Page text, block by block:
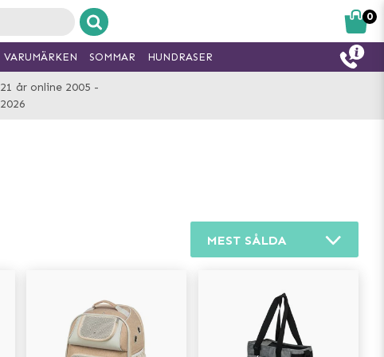
MEST SÅLDA
0
VARUMÄRKEN SOMMAR HUNDRASER
21 år online 2005 -
2026